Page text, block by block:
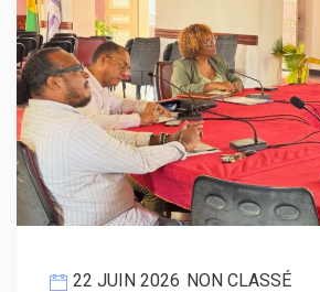
22 JUIN 2026 NON CLASSÉ